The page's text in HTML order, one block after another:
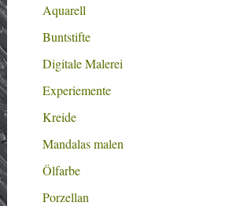
Aquarell
Buntstifte
Digitale Malerei
Experiemente
Kreide
Mandalas malen
Ölfarbe
Porzellan